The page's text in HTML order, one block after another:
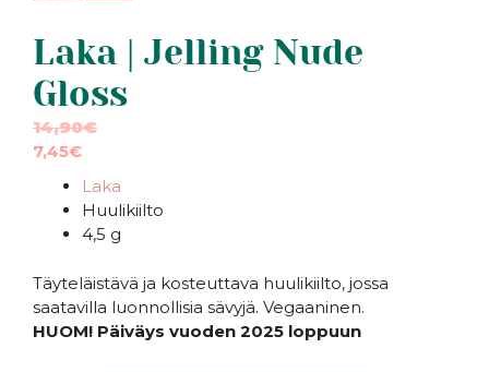
Laka | Jelling Nude
Gloss
14,90€
7,45€
Laka
Huulikiilto
4,5 g
Täyteläistävä ja kosteuttava huulikiilto, jossa
saatavilla luonnollisia sävyjä. Vegaaninen.
HUOM! Päiväys vuoden 2025 loppuun